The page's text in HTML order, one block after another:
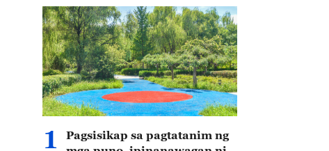
1
Pagsisikap sa pagtatanim ng